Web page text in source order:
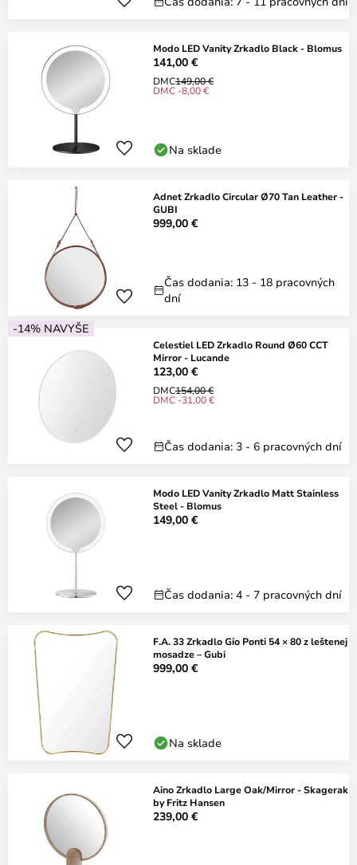
Modo LED Vanity Zrkadlo Black - Blomus
141,00 €
DMC149,00 €
DMC -8,00 €
Na sklade
Adnet Zrkadlo Circular Ø70 Tan Leather -
GUBI
999,00 €
Čas dodania: 13 - 18 pracovných
dní
-14% NAVYŠE
Celestiel LED Zrkadlo Round Ø60 CCT
Mirror - Lucande
123,00 €
DMC154,00 €
DMC -31,00 €
Čas dodania: 3 - 6 pracovných dní
Modo LED Vanity Zrkadlo Matt Stainless
Steel - Blomus
149,00 €
Čas dodania: 4 - 7 pracovných dní
F.A. 33 Zrkadlo Gio Ponti 54 × 80 z leštenej
mosadze – Gubi
999,00 €
Na sklade
Aino Zrkadlo Large Oak/Mirror - Skagerak
by Fritz Hansen
239,00 €